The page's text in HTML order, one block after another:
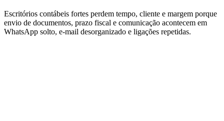
Escritórios contábeis fortes perdem tempo, cliente e margem porque
envio de documentos, prazo fiscal e comunicação acontecem em
WhatsApp solto, e-mail desorganizado e ligações repetidas.